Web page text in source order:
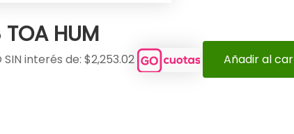
TOA HUM
interés de: $2,253.02 Añadir al